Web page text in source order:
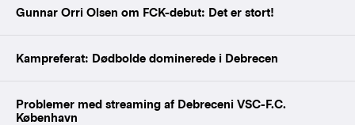
Gunnar Orri Olsen om FCK-debut: Det er stort!
Kampreferat: Dødbolde dominerede i Debrecen
Problemer med streaming af Debreceni VSC-F.C.
København